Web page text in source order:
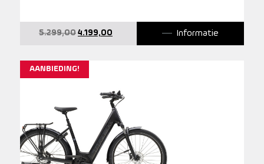
5.299,00 Oorspronkelijke
5.299,00.
4.199,00 Informatie
AANBIEDING!